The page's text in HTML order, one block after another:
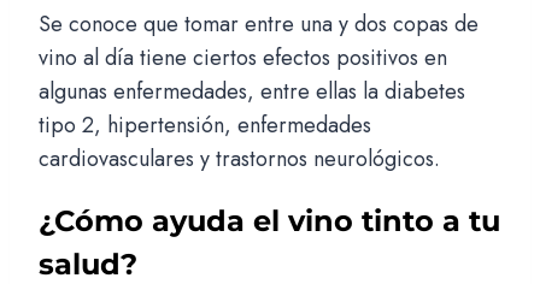
Se conoce que tomar entre una y dos copas de
vino al día tiene ciertos efectos positivos en
algunas enfermedades, entre ellas la diabetes
tipo 2, hipertensión, enfermedades
cardiovasculares y trastornos neurológicos.
¿Cómo ayuda el vino tinto a tu
salud?